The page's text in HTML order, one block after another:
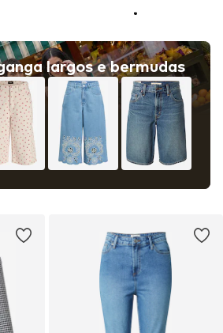
largos e bermudas